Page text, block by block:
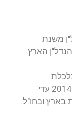
משנת
הנדל"ן הארץ
המשפחה, ויועצת למשכנתאות. משנת 2014 עדי
בארץ ובחו"ל.